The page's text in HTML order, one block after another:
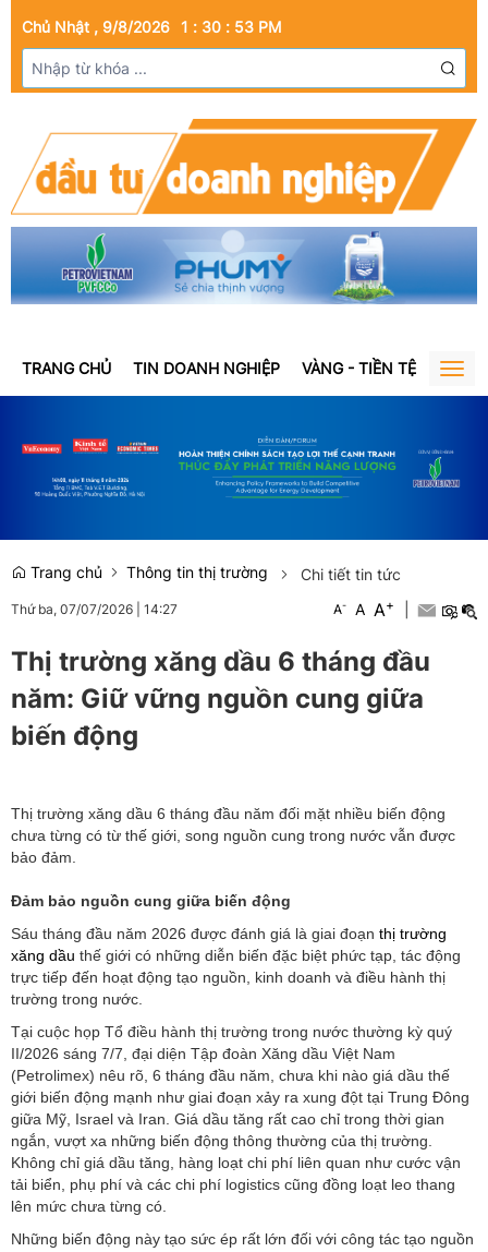
Chủ Nhật , 9/8/2026 1 : 30 : 54 PM
TRANG CHỦ TIN DOANH NGHIỆP VÀNG - TIỀN TỆ BẤT
Trang chủ Thông tin thị trường Chi tiết tin tức
Thứ ba, 07/07/2026 14:27 A- A A+
Thị trường xăng dầu 6 tháng đầu
năm: Giữ vững nguồn cung giữa
biến động
Thị trường xăng dầu 6 tháng đầu năm đối mặt nhiều biến động
chưa từng có từ thế giới, song nguồn cung trong nước vẫn được
bảo đảm.
Đảm bảo nguồn cung giữa biến động
Sáu tháng đầu năm 2026 được đánh giá là giai đoạn thị trường
xăng dầu thế giới có những diễn biến đặc biệt phức tạp, tác động
trực tiếp đến hoạt động tạo nguồn, kinh doanh và điều hành thị
trường trong nước.
Tại cuộc họp Tổ điều hành thị trường trong nước thường kỳ quý
II/2026 sáng 7/7, đại diện Tập đoàn Xăng dầu Việt Nam
(Petrolimex) nêu rõ, 6 tháng đầu năm, chưa khi nào giá dầu thế
giới biến động mạnh như giai đoạn xảy ra xung đột tại Trung Đông
giữa Mỹ, Israel và Iran. Giá dầu tăng rất cao chỉ trong thời gian
ngắn, vượt xa những biến động thông thường của thị trường.
Không chỉ giá dầu tăng, hàng loạt chi phí liên quan như cước vận
tải biển, phụ phí và các chi phí logistics cũng đồng loạt leo thang
lên mức chưa từng có.
Những biến động này tạo sức ép rất lớn đối với công tác tạo nguồn